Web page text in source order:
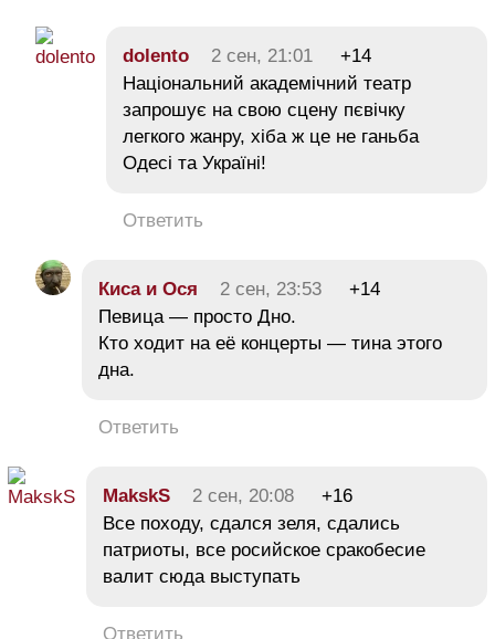
dolento 2 сен, 21:01
+14
Національний академічний театр
запрошує на свою сцену пєвічку
легкого жанру, хіба ж це не ганьба
Одесі та Україні!
Ответить
Киса и Ося 2 сен, 23:53
+14
Певица — просто Дно.
Кто ходит на её концерты — тина этого
дна.
Ответить
MakskS 2 сен, 20:08
+16
Все походу, сдался зеля, сдались
патриоты, все росийское сракобесие
валит сюда выступать
Ответить